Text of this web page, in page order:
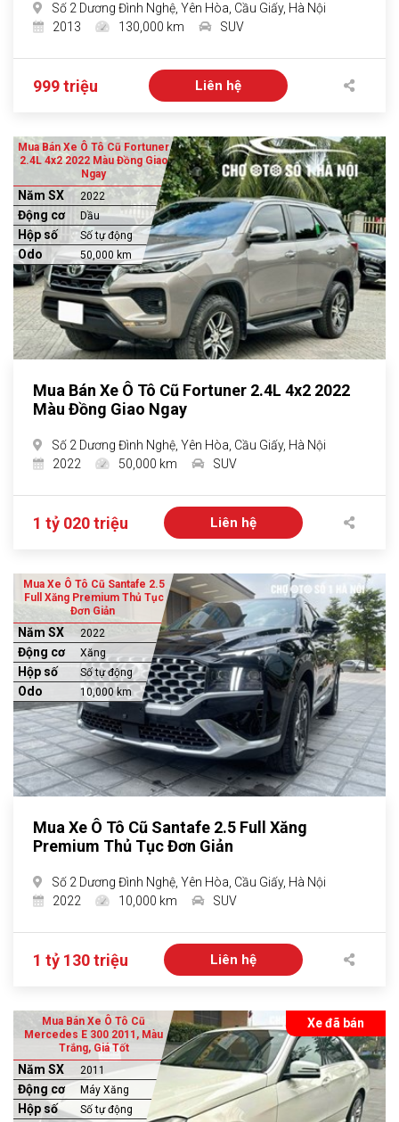
Số 2 Dương Đình Nghệ, Yên Hòa, Cầu Giấy, Hà Nội
2013
130,000 km SUV
999 triệu Liên hệ
Mua Bán Xe Ô Tô Cũ Fortuner
2.4L 4x2 2022 Màu Đồng Giao
Ngay
Năm SX 2022
Động cơ Dầu
Hộp số Số tự động
Odo 50,000 km
Mua Bán Xe Ô Tô Cũ Fortuner 2.4L 4x2 2022
Màu Đồng Giao Ngay
Số 2 Dương Đình Nghệ, Yên Hòa, Cầu Giấy, Hà Nội
2022
50,000 km SUV
1 tỷ 020 triệu Liên hệ
Mua Xe Ô Tô Cũ Santafe 2.5
Full Xăng Premium Thủ Tục
Đơn Giản
Năm SX 2022
Động cơ Xăng
Hộp số Số tự động
Odo 10,000 km
Mua Xe Ô Tô Cũ Santafe 2.5 Full Xăng
Premium Thủ Tục Đơn Giản
Số 2 Dương Đình Nghệ, Yên Hòa, Cầu Giấy, Hà Nội
2022
10,000 km SUV
1 tỷ 130 triệu Liên hệ
Xe đã bán
Mua Bán Xe Ô Tô Cũ
Mercedes E 300 2011, Màu
Trắng, Giá Tốt
Năm SX 2011
Động cơ Máy Xăng
Hộp số Số tự động